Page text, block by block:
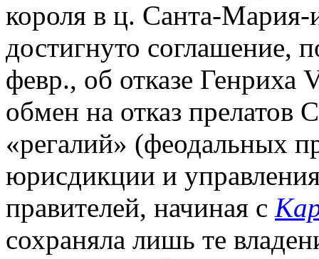
короля в ц. Санта-
достигнуто соглашение,
февр., об отказе Генриха
обмен на отказ
«регалий» (феодальных
юрисдикции и
правителей, начиная с
сохраняла лишь те